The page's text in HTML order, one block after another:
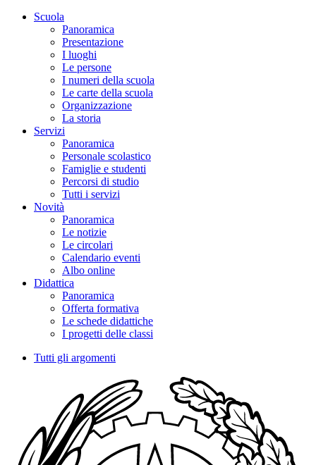
Scuola
Panoramica
Presentazione
I luoghi
Le persone
I numeri della scuola
Le carte della scuola
Organizzazione
La storia
Servizi
Panoramica
Personale scolastico
Famiglie e studenti
Percorsi di studio
Tutti i servizi
Novità
Panoramica
Le notizie
Le circolari
Calendario eventi
Albo online
Didattica
Panoramica
Offerta formativa
Le schede didattiche
I progetti delle classi
Tutti gli argomenti